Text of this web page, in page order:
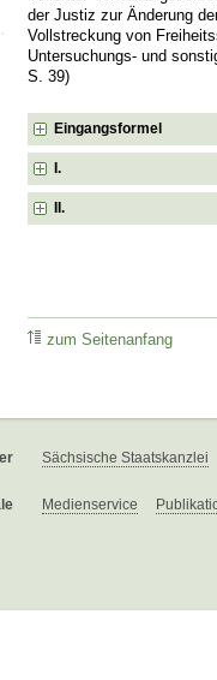
der Justiz zur Änderung
Vollstreckung von
Untersuchungs- und
S. 39)
Eingangsformel
I.
II.
zum Seitenanfang
Sächsische Staatskanzlei
Medienservice